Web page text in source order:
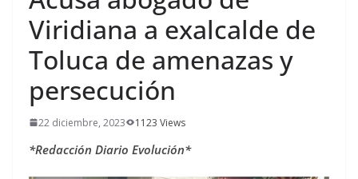
Viridiana a exalcalde de
Toluca de amenazas y
persecución
22 diciembre, 2023 1123 Views
*Redacción Diario Evolución*